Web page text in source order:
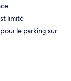
limité
le parking sur